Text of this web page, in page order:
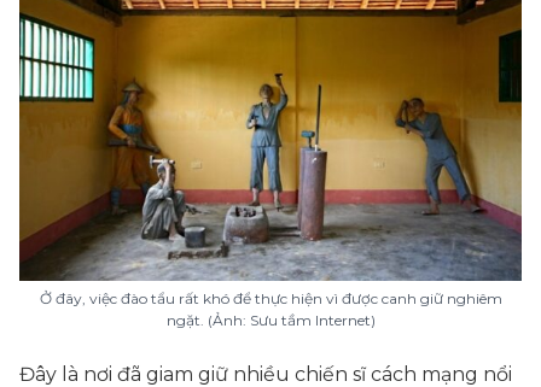
Ở đây, việc đào tẩu rất khó để thực hiện vì được canh giữ nghiêm
ngặt. (Ảnh: Sưu tầm Internet)
Đây là nơi đã giam giữ nhiều chiến sĩ cách mạng nổi